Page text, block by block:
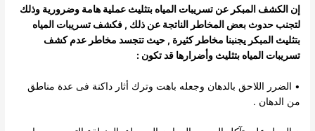
إن الكشف المبكر عن تسريبات المياه بتثليث عملية هامة وضرورية وذلك
لتجنب حدوث بعض المخاطر الناتجة عن ذلك , فكشف تسريبات المياه
بتثليث المبكر يجنبنا مخاطر كثيرة , حيث تتجسد مخاطر عدم كشف
تسريبات المياه بتثليث وأضرارها قد تكون :
• الضرر اللاحق بالدهان وجعله باهت وترك أثار داكنة فى عدة مناطق
من الدهان .